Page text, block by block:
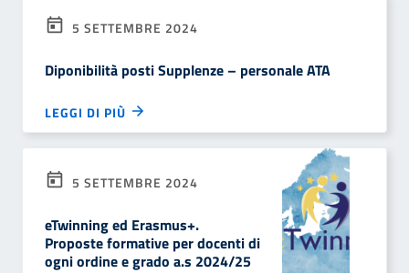
5 SETTEMBRE 2024
Diponibilità posti Supplenze – personale ATA
LEGGI DI PIÙ
5 SETTEMBRE 2024
eTwinning ed Erasmus+.
Proposte formative per docenti di
ogni ordine e grado a.s 2024/25